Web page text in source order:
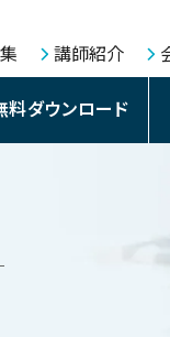
講師紹介
料ダウンロード